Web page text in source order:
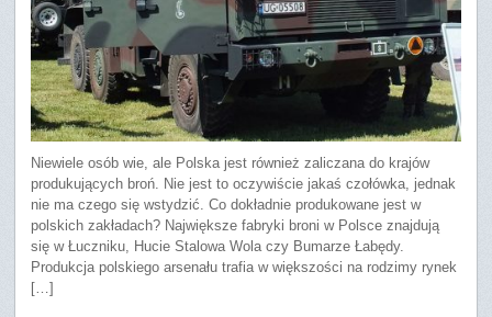
Niewiele osób wie, ale Polska jest również zaliczana do krajów
produkujących broń. Nie jest to oczywiście jakaś czołówka, jednak
nie ma czego się wstydzić. Co dokładnie produkowane jest w
polskich zakładach? Największe fabryki broni w Polsce znajdują
się w Łuczniku, Hucie Stalowa Wola czy Bumarze Łabędy.
Produkcja polskiego arsenału trafia w większości na rodzimy rynek
[…]